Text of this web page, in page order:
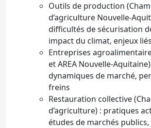
Outils de production
d’agriculture Nouvelle-
difficultés de sécurisation
impact du climat, enjeux
Entreprises
et AREA Nouvelle-
dynamiques de marché,
freins
Restauration collective
d’agriculture) : pratiques
études de marchés